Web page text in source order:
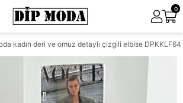
0
kadın deri ve omuz detaylı çizgili elbise DPKKLF64